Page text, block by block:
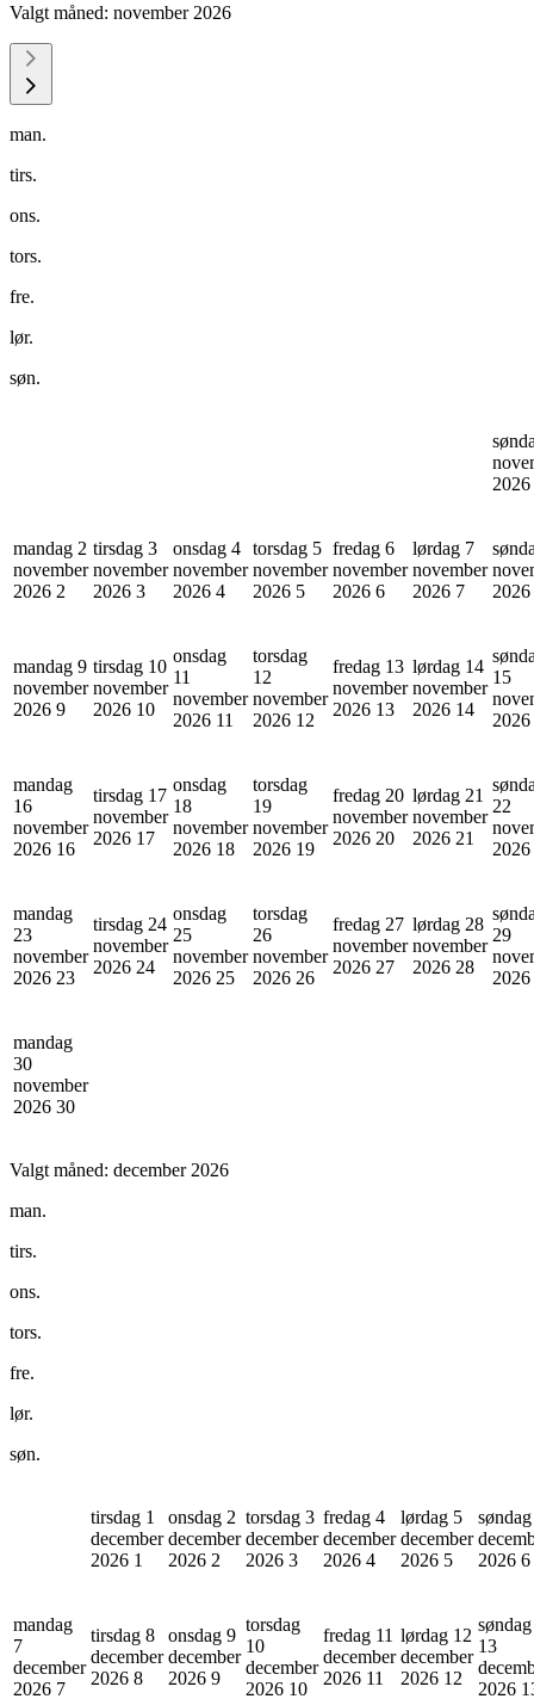
Valgt måned: november 2026
man.
tirs.
ons.
tors.
fre.
lør.
søn.
2026
mandag 2
november
2026 2
tirsdag 3
november
2026 3
onsdag 4
november
2026 4
torsdag 5
november
2026 5
fredag 6
november
2026 6
lørdag 7
november
2026 7
2026
mandag 9
november
2026 9
tirsdag 10
november
2026 10
onsdag
11
november
2026 11
torsdag
12
november
2026 12
fredag 13
november
2026 13
lørdag 14
november
2026 14
15
2026
mandag
16
november
2026 16
tirsdag 17
november
2026 17
onsdag
18
november
2026 18
torsdag
19
november
2026 19
fredag 20
november
2026 20
lørdag 21
november
2026 21
22
2026
mandag
23
november
2026 23
tirsdag 24
november
2026 24
onsdag
25
november
2026 25
torsdag
26
november
2026 26
fredag 27
november
2026 27
lørdag 28
november
2026 28
29
2026
mandag
30
november
2026 30
Valgt måned: december 2026
man.
tirs.
ons.
tors.
fre.
lør.
søn.
tirsdag 1
december
2026 1
onsdag 2
december
2026 2
torsdag 3
december
2026 3
fredag 4
december
2026 4
lørdag 5
december
2026 5
2026 6
mandag
7
december
2026 7
tirsdag 8
december
2026 8
onsdag 9
december
2026 9
torsdag
10
december
2026 10
fredag 11
december
2026 11
lørdag 12
december
2026 12
søndag
13
2026